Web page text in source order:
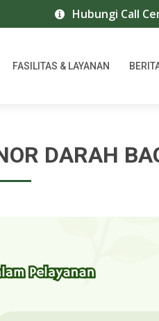
Hubungi Call
FASILITAS & LAYANAN
DARAH